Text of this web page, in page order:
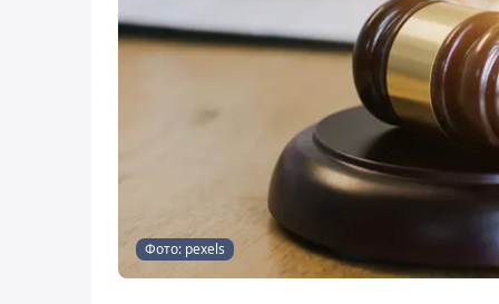
Фото: pexels